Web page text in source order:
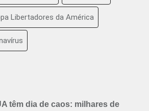
Libertadores da América
têm dia de caos: milhares de